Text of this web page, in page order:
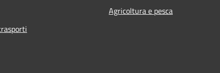
Agricoltura e pesca